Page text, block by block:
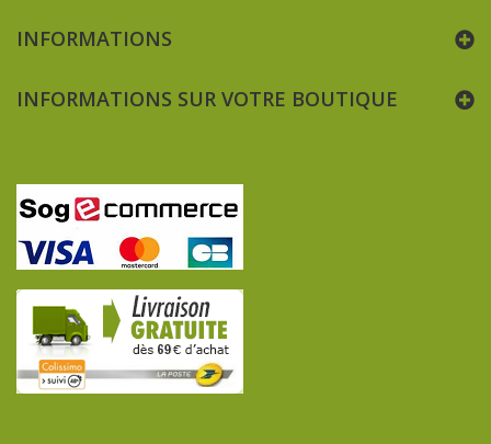
INFORMATIONS
INFORMATIONS SUR VOTRE BOUTIQUE